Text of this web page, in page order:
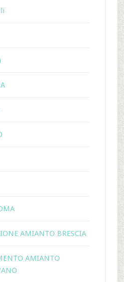
AMIANTO BRESCIA
AMIANTO